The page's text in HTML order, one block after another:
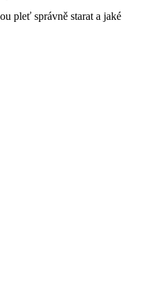
pleť správně starat a jaké